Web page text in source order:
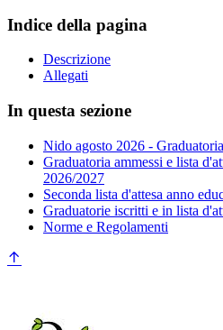
Indice della pagina
Descrizione
Allegati
In questa sezione
Nido agosto 2026 -
Graduatoria ammessi e lista
2026/2027
Seconda lista d'attesa anno
Graduatorie iscritti e in lista
Norme e Regolamenti